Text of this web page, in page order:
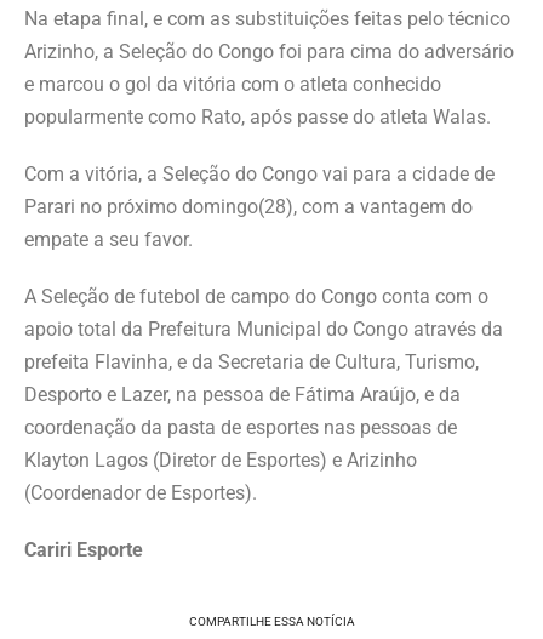
Na etapa final, e com as substituições feitas pelo técnico
Arizinho, a Seleção do Congo foi para cima do adversário
e marcou o gol da vitória com o atleta conhecido
popularmente como Rato, após passe do atleta Walas.
Com a vitória, a Seleção do Congo vai para a cidade de
Parari no próximo domingo(28), com a vantagem do
empate a seu favor.
A Seleção de futebol de campo do Congo conta com o
apoio total da Prefeitura Municipal do Congo através da
prefeita Flavinha, e da Secretaria de Cultura, Turismo,
Desporto e Lazer, na pessoa de Fátima Araújo, e da
coordenação da pasta de esportes nas pessoas de
Klayton Lagos (Diretor de Esportes) e Arizinho
(Coordenador de Esportes).
Cariri Esporte
COMPARTILHE ESSA NOTÍCIA